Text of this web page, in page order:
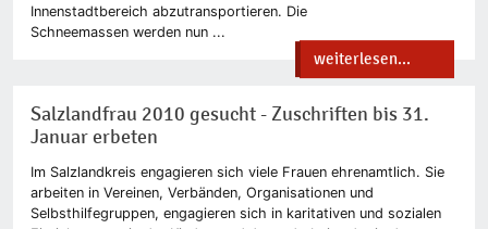
Innenstadtbereich abzutransportieren. Die
Schneemassen werden nun ...
weiterlesen...
Salzlandfrau 2010 gesucht - Zuschriften bis 31.
Januar erbeten
Im Salzlandkreis engagieren sich viele Frauen ehrenamtlich. Sie
arbeiten in Vereinen, Verbänden, Organisationen und
Selbsthilfegruppen, engagieren sich in karitativen und sozialen